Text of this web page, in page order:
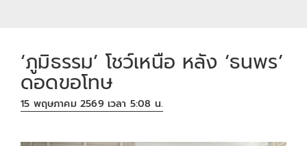
‘ภูมิธรรม’ โชว์เหนือ หลัง ‘ธนพร’
ดอดขอโทษ
15 พฤษภาคม 2569 เวลา 5:08 น.